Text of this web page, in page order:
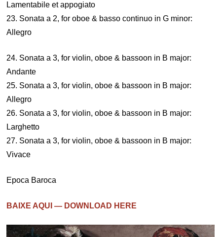
Lamentabile et appogiato
23. Sonata a 2, for oboe & basso continuo in G minor:
Allegro
24. Sonata a 3, for violin, oboe & bassoon in B major:
Andante
25. Sonata a 3, for violin, oboe & bassoon in B major:
Allegro
26. Sonata a 3, for violin, oboe & bassoon in B major:
Larghetto
27. Sonata a 3, for violin, oboe & bassoon in B major:
Vivace
Epoca Baroca
BAIXE AQUI — DOWNLOAD HERE